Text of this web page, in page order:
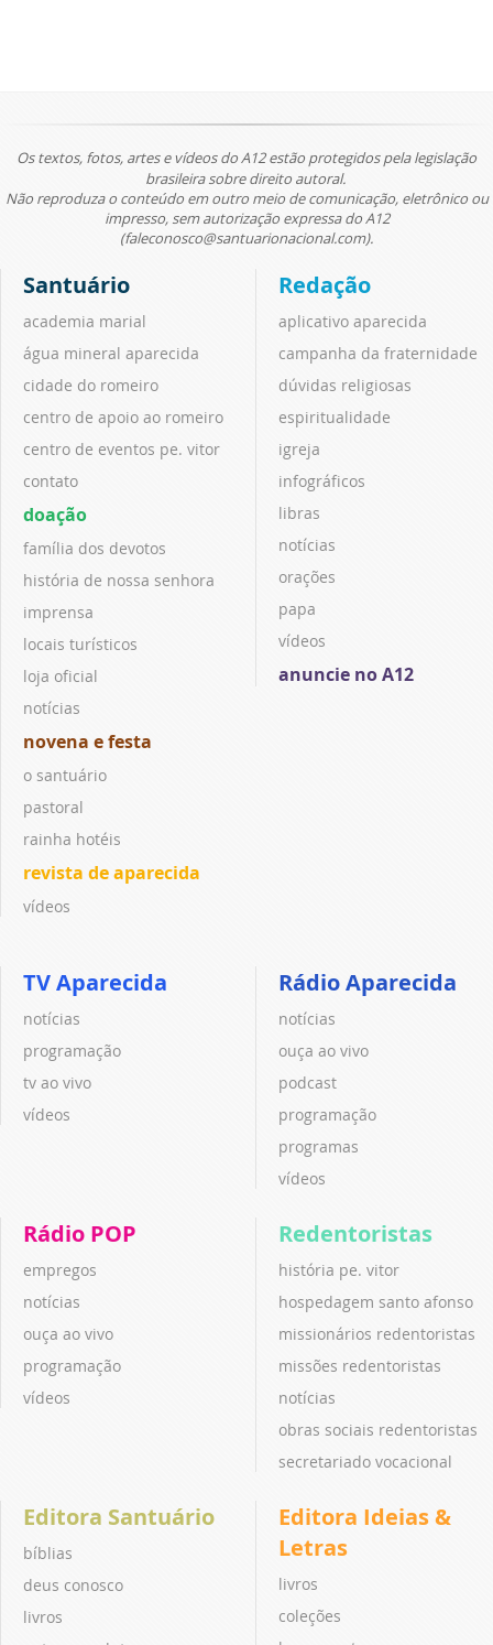
Os textos, fotos, artes e vídeos do A12 estão protegidos pela legislação
brasileira sobre direito autoral.
Não reproduza o conteúdo em outro meio de comunicação, eletrônico ou
impresso, sem autorização expressa do A12
(faleconosco@santuarionacional.com).
Santuário
academia marial
água mineral aparecida
cidade do romeiro
centro de apoio ao romeiro
centro de eventos pe. vitor
contato
doação
família dos devotos
história de nossa senhora
imprensa
locais turísticos
loja oficial
notícias
novena e festa
o santuário
pastoral
rainha hotéis
revista de aparecida
vídeos
Redação
aplicativo aparecida
campanha da fraternidade
dúvidas religiosas
espiritualidade
igreja
infográficos
libras
notícias
orações
papa
vídeos
anuncie no A12
TV Aparecida
notícias
programação
tv ao vivo
vídeos
Rádio Aparecida
notícias
ouça ao vivo
podcast
programação
programas
vídeos
Rádio POP
empregos
notícias
ouça ao vivo
programação
vídeos
Redentoristas
história pe. vitor
hospedagem santo afonso
missionários redentoristas
missões redentoristas
notícias
obras sociais redentoristas
secretariado vocacional
Editora Santuário
bíblias
deus conosco
livros
Editora Ideias &
Letras
livros
coleções